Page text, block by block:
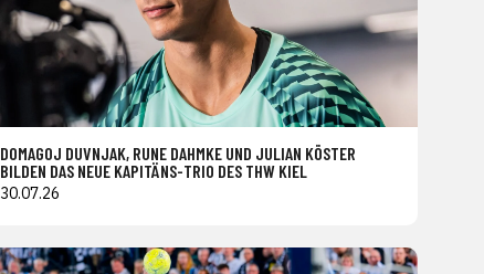
DOMAGOJ DUVNJAK, RUNE DAHMKE UND JULIAN KÖSTER
BILDEN DAS NEUE KAPITÄNS-TRIO DES THW KIEL
30.07.26